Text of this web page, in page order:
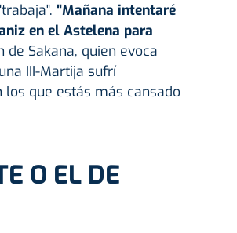
"Mañana intentaré
en el Astelena para
Sakana, quien evoca
III-Martija sufrí
que estás más cansado
O EL DE